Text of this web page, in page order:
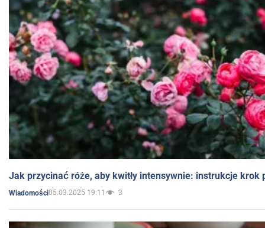
Jak przycinać róże, aby kwitły intensywnie: instrukcje krok
Wiadomości05.03.2025 19:11 3